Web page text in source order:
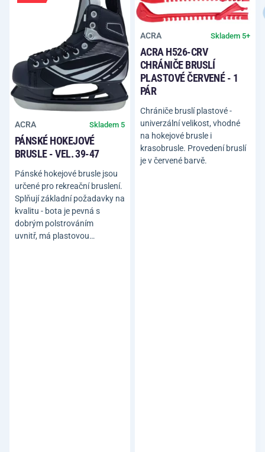
ACRA Skladem 5
PÁNSKÉ HOKEJOVÉ
BRUSLE - VEL. 39-47
Pánské hokejové brusle jsou
určené pro rekreační bruslení.
Splňují základní požadavky na
kvalitu - bota je pevná s
dobrým polstrováním
uvnitř, má plastovou…
ACRA Skladem 5+
ACRA H526-CRV
CHRÁNIČE BRUSLÍ
PLASTOVÉ ČERVENÉ - 1
PÁR
Chrániče bruslí plastové -
univerzální velikost, vhodné
na hokejové brusle i
krasobrusle. Provedení bruslí
je v červené barvě.